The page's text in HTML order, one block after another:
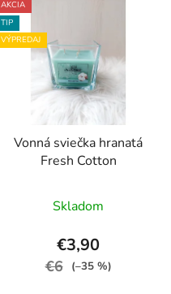
AKCIA
TIP
VÝPREDAJ
Vonná sviečka hranatá
Fresh Cotton
Skladom
€3,90
€6 (–35 %)